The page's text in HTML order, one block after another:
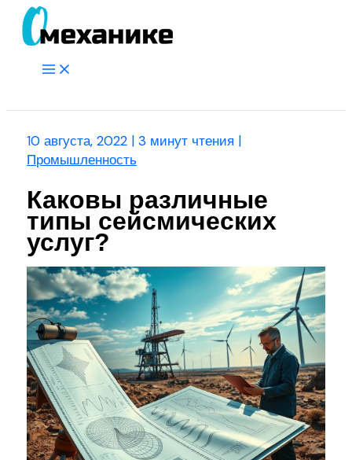
Перейти
Main
10 августа, 2022 |3 минут чтения |
Промышленность
Каковы различные
типы сейсмических
услуг?